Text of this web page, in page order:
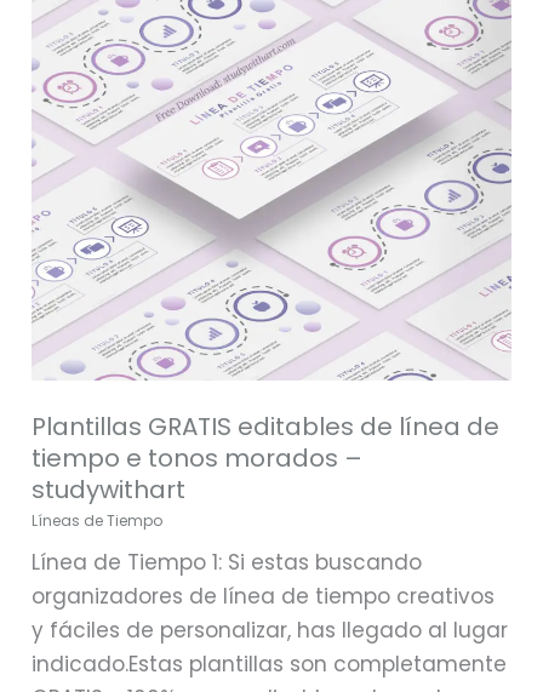
Plantillas GRATIS editables de línea de
tiempo e tonos morados –
studywithart
Líneas de Tiempo
Línea de Tiempo 1: Si estas buscando
organizadores de línea de tiempo creativos
y fáciles de personalizar, has llegado al lugar
indicado.Estas plantillas son completamente
de
línea
de
tiempo
e
tonos
morados
–
studywithart